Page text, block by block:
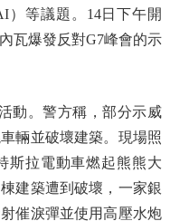
）等議題。14日下午開
瓦爆發反對G7峰會的示
。警方稱，部分示威
輛並破壞建築。現場照
斯拉電動車燃起熊熊大
建築遭到破壞，一家銀
催淚彈並使用高壓水炮